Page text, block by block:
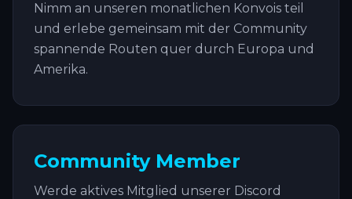
Nimm an unseren monatlichen Konvois teil
und erlebe gemeinsam mit der Community
spannende Routen quer durch Europa und
Amerika.
Community Member
Werde aktives Mitglied unserer Discord